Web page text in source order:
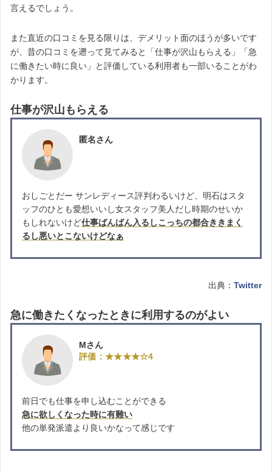
言えるでしょう。
また直近の口コミを見る限りは、デメリット面のほうが多いです
が、昔の口コミを遡って見てみると「仕事が沢山もらえる」「急
に働きたい時に良い」と評価している利用者も一部いることがわ
かります。
仕事が沢山もらえる
匿名さん
おしごとだー サンレディース評判わるいけど、明石はスタ
ッフのひとも愛想いいし女スタッフ美人だし時期のせいか
もしれないけど仕事ばんばん入るしこっちの都合ききまく
るし悪いとこないけどなぁ
出典： Twitter
急に働きたくなったときに利用するのがよい
Mさん
評価：★★★★☆4
前日でも仕事を申し込むことができる
急に欲しくなった時に有難い
他の単発派遣より良いかなって感じです